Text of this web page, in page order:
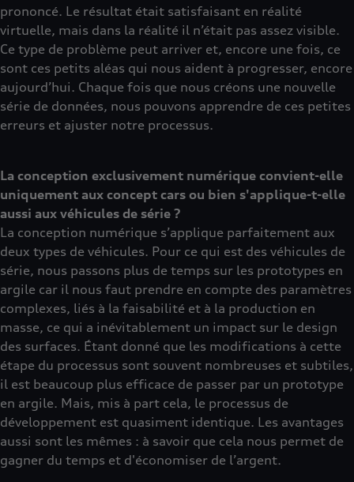
prononcé. Le résultat était satisfaisant en réalité
virtuelle, mais dans la réalité il n’était pas assez visible.
Ce type de problème peut arriver et, encore une fois, ce
sont ces petits aléas qui nous aident à progresser, encore
aujourd’hui. Chaque fois que nous créons une nouvelle
série de données, nous pouvons apprendre de ces petites
erreurs et ajuster notre processus.
La conception exclusivement numérique convient-elle
uniquement aux concept cars ou bien s'applique-t-elle
aussi aux véhicules de série ?
La conception numérique s’applique parfaitement aux
deux types de véhicules. Pour ce qui est des véhicules de
série, nous passons plus de temps sur les prototypes en
argile car il nous faut prendre en compte des paramètres
complexes, liés à la faisabilité et à la production en
masse, ce qui a inévitablement un impact sur le design
des surfaces. Étant donné que les modifications à cette
étape du processus sont souvent nombreuses et subtiles,
il est beaucoup plus efficace de passer par un prototype
en argile. Mais, mis à part cela, le processus de
développement est quasiment identique. Les avantages
aussi sont les mêmes : à savoir que cela nous permet de
gagner du temps et d'économiser de l’argent.